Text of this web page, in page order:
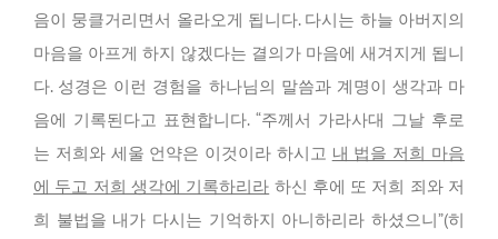
음이 뭉클거리면서 올라오게 됩니다. 다시는 하늘 아버지의
마음을 아프게 하지 않겠다는 결의가 마음에 새겨지게 됩니
다. 성경은 이런 경험을 하나님의 말씀과 계명이 생각과 마
음에 기록된다고 표현합니다. “주께서 가라사대 그날 후로
는 저희와 세울 언약은 이것이라 하시고 내 법을 저희 마음
에 두고 저희 생각에 기록하리라 하신 후에 또 저희 죄와 저
희 불법을 내가 다시는 기억하지 아니하리라 하셨으니”(히